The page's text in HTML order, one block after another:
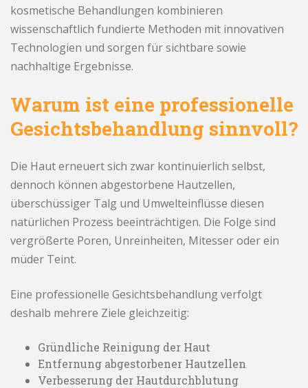
kosmetische Behandlungen kombinieren
wissenschaftlich fundierte Methoden mit innovativen
Technologien und sorgen für sichtbare sowie
nachhaltige Ergebnisse.
Warum ist eine professionelle
Gesichtsbehandlung sinnvoll?
Die Haut erneuert sich zwar kontinuierlich selbst,
dennoch können abgestorbene Hautzellen,
überschüssiger Talg und Umwelteinflüsse diesen
natürlichen Prozess beeinträchtigen. Die Folge sind
vergrößerte Poren, Unreinheiten, Mitesser oder ein
müder Teint.
Eine professionelle Gesichtsbehandlung verfolgt
deshalb mehrere Ziele gleichzeitig:
Gründliche Reinigung der Haut
Entfernung abgestorbener Hautzellen
Verbesserung der Hautdurchblutung